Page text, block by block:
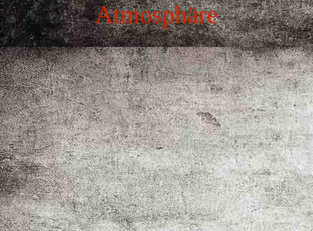
Atmosphäre